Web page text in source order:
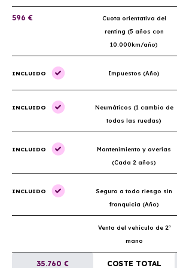
596 €
Cuota orientativa del
renting (5 años con
10.000km/año)
INCLUIDO Impuestos (Año)
INCLUIDO
Neumáticos (1 cambio de
todas las ruedas)
INCLUIDO
Mantenimiento y averías
(Cada 2 años)
INCLUIDO
Seguro a todo riesgo sin
franquicia (Año)
Venta del vehículo de 2ª
mano
35.760 € COSTE TOTAL